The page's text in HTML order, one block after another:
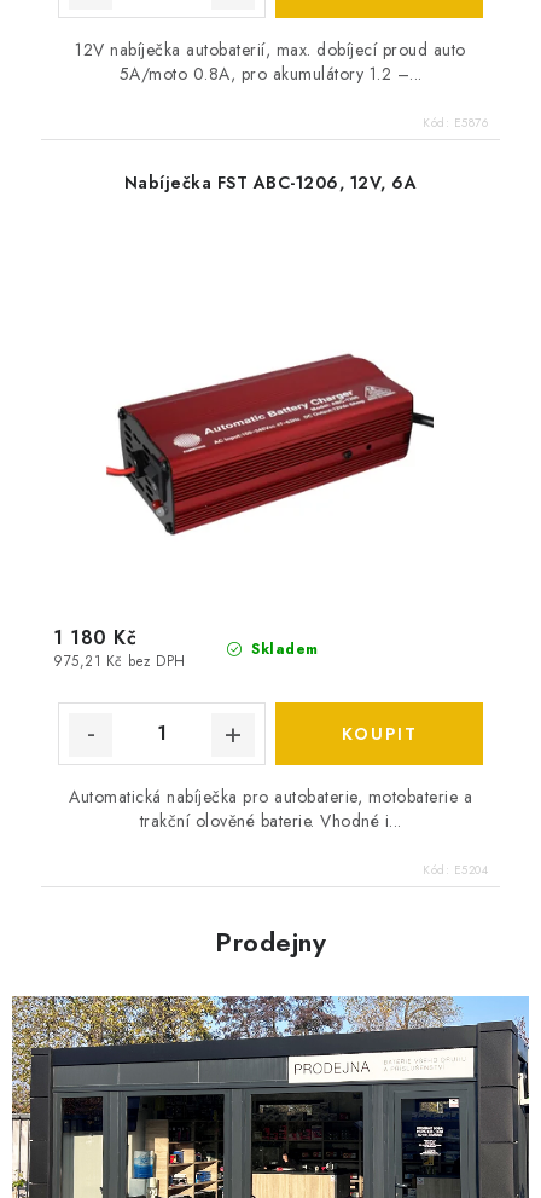
12V nabíječka autobaterií, max. dobíjecí proud auto
5A/moto 0.8A, pro akumulátory 1.2 –...
Kód: E5876
Nabíječka FST ABC-1206, 12V, 6A
Skladem
975,21 Kč bez DPH
1 180 Kč
Automatická nabíječka pro autobaterie, motobaterie a
trakční olověné baterie. Vhodné i...
Kód: E5204
Prodejny